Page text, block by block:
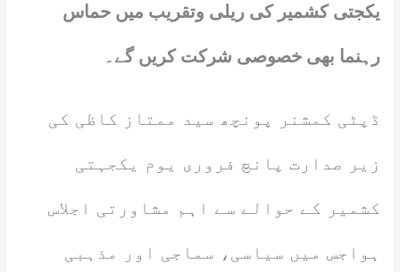
یکجتی کشمیر کی ریلی وتقریب میں حماس
رہنما بھی خصوصی شرکت کریں گے۔
ڈپٹی کمشنر پونچھ سید ممتاز کاظی کی
زیر صدارت پانچ فروری یوم یکجہتی
کشمیر کے حوالے سے اہم مشاورتی اجلاس
ہواجس میں سیاسی، سماجی اور مذہبی